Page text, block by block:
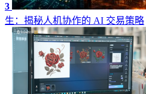
3
生：揭秘人机协作的 AI 交易策略